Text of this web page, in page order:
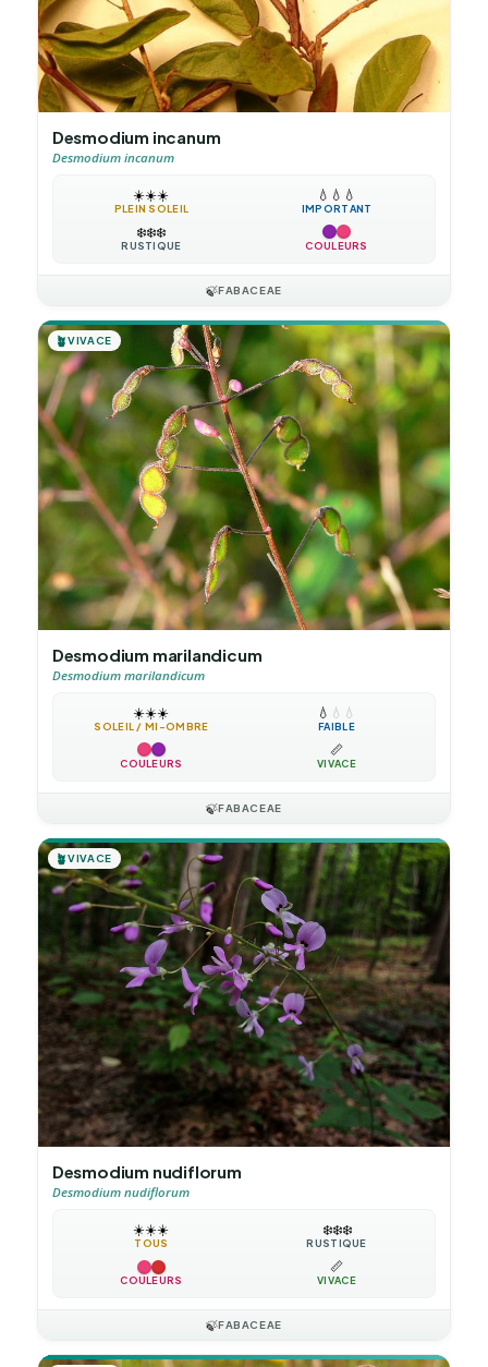
Desmodium incanum
Desmodium incanum
☀️☀️☀️
PLEIN SOLEIL
💧 💧 💧
IMPORTANT
❄️❄️❄️
RUSTIQUE COULEURS
🍃FABACEAE
🪴VIVACE
Desmodium marilandicum
Desmodium marilandicum
☀️☀️☀️
SOLEIL / MI-OMBRE
💧 💧 💧
FAIBLE
COULEURS
📏
VIVACE
🍃FABACEAE
🪴VIVACE
Desmodium nudiflorum
Desmodium nudiflorum
☀️☀️☀️
TOUS
❄️❄️❄️
RUSTIQUE
COULEURS
📏
VIVACE
🍃FABACEAE